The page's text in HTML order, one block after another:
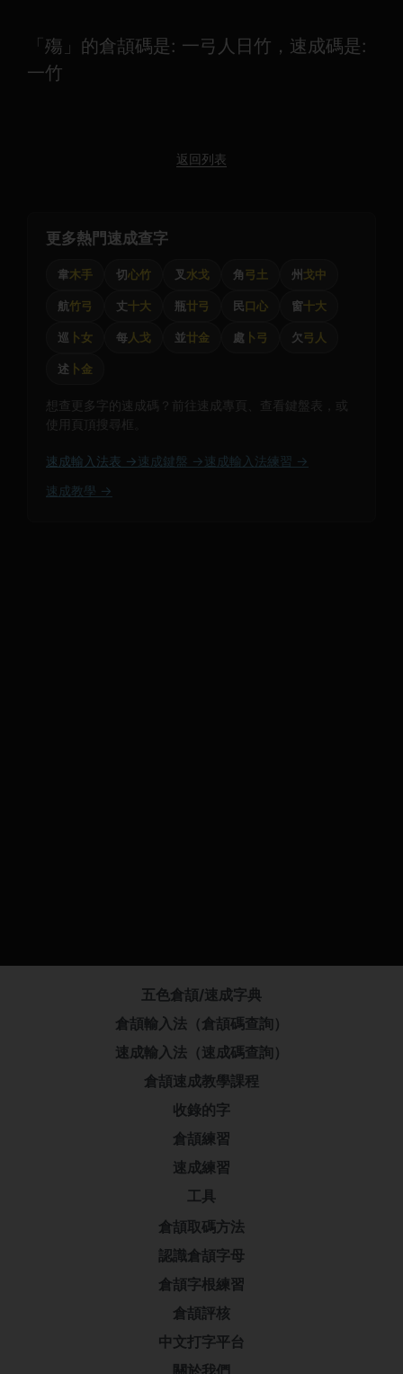
「殤」的倉頡碼是: 一弓人日竹，速成碼是:
一竹
返回列表
更多熱門速成查字
韋木手 切心竹 叉 水戈 角弓土 州 戈中
航竹弓 丈十大 瓶廿弓 民口心 窗十大
巡 卜女 每人戈 並廿金 處 卜弓 欠弓人
述 卜金
想查更多字的速成碼？前往速成專頁、查看鍵盤表，或
使用頁頂搜尋框。
速成輸入法表 → 速成鍵盤 → 速成輸入法練習 →
速成教學 →
五色倉頡/速成字典
倉頡輸入法（倉頡碼查詢）
速成輸入法（速成碼查詢）
倉頡速成教學課程
收錄的字
倉頡練習
速成練習
工具
倉頡取碼方法
認識倉頡字母
倉頡字根練習
倉頡評核
中文打字平台
關於我們